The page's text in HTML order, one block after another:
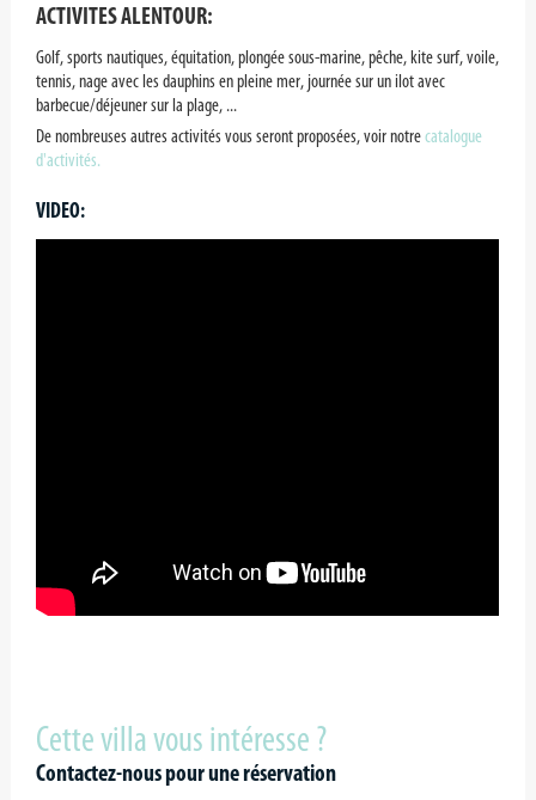
ACTIVITES ALENTOUR:
Golf, sports nautiques, équitation, plongée sous-marine, pêche, kite surf, voile,
tennis, nage avec les dauphins en pleine mer, journée sur un ilot avec
barbecue/déjeuner sur la plage, ...
De nombreuses autres activités vous seront proposées, voir notrecatalogue
d'activités.
VIDEO:
Cette villa vous intéresse ?
Contactez-nous pour une réservation